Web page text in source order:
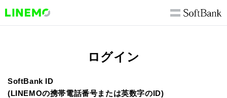
ログイン
SoftBank ID
(LINEMOの携帯電話番号または英数字のID)